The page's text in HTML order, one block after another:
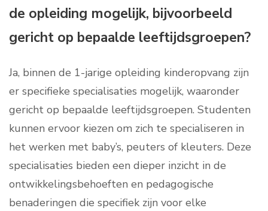
de opleiding mogelijk, bijvoorbeeld
gericht op bepaalde leeftijdsgroepen?
Ja, binnen de 1-jarige opleiding kinderopvang zijn
er specifieke specialisaties mogelijk, waaronder
gericht op bepaalde leeftijdsgroepen. Studenten
kunnen ervoor kiezen om zich te specialiseren in
het werken met baby’s, peuters of kleuters. Deze
specialisaties bieden een dieper inzicht in de
ontwikkelingsbehoeften en pedagogische
benaderingen die specifiek zijn voor elke